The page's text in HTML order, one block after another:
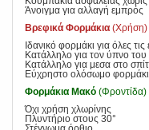
Άνοιγμα για αλλαγή εμπρός
Βρεφικά Φορμάκια (Χρήση)
Ιδανικό φορμάκι για όλες τις
Κατάλληλο για τον ύπνο
Κατάλληλο για μεσα στο
Εύχρηστο ολόσωμο
Φορμάκια Μακό (Φροντίδα)
Όχι χρήση χλωρίνης
Πλυντήριο στους 30°